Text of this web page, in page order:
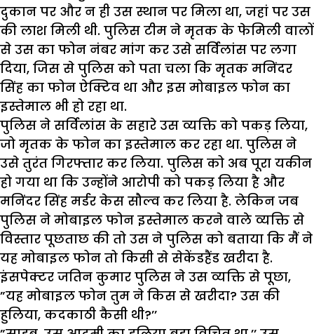
दुकान पर और न ही उस स्थान पर मिला था, जहां पर उस
की लाश मिली थी. पुलिस टीम ने मृतक के फेमिली वालों
से उस का फोन नंबर मांग कर उसे सर्विलांस पर लगा
दिया, जिस से पुलिस को पता चला कि मृतक मनिंदर
सिंह का फोन ऐक्टिव था और इस मोबाइल फोन का
इस्तेमाल भी हो रहा था.
पुलिस ने सर्विलांस के सहारे उस व्यक्ति को पकड़ लिया,
जो मृतक के फोन का इस्तेमाल कर रहा था. पुलिस ने
उसे तुरंत गिरफ्तार कर लिया. पुलिस को अब पूरा यकीन
हो गया था कि उन्होंने आरोपी को पकड़ लिया है और
मनिंदर सिंह मर्डर केस सौल्व कर लिया है. लेकिन जब
पुलिस ने मोबाइल फोन इस्तेमाल करने वाले व्यक्ति से
विस्तार पूछताछ की तो उस ने पुलिस को बताया कि मैं ने
यह मोबाइल फोन तो किसी से सेकेंडहैंड खरीदा है.
इंसपेक्टर जतिन कुमार पुलिस ने उस व्यक्ति से पूछा,
”यह मोबाइल फोन तुम ने किस से खरीदा? उस की
हुलिया, कदकाठी कैसी थी?’’